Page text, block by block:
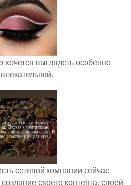
хочется выглядеть особенно
сетевой компании сейчас
своего контента, своей